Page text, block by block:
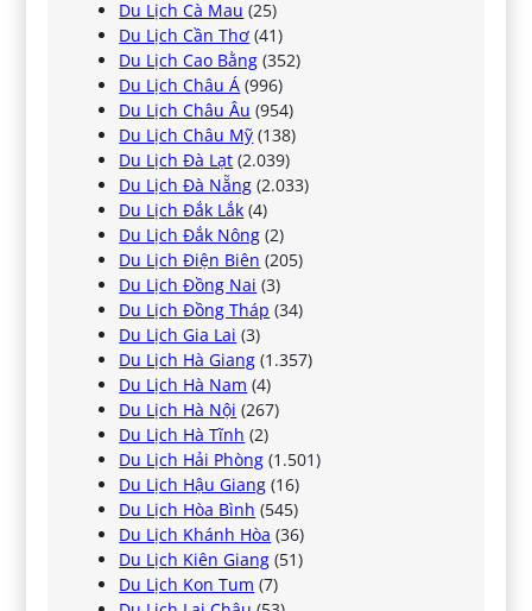
Du Lịch Cà Mau (25)
Du Lịch Cần Thơ (41)
Du Lịch Cao Bằng (352)
Du Lịch Châu Á (996)
Du Lịch Châu Âu (954)
Du Lịch Châu Mỹ (138)
Du Lịch Đà Lạt (2.039)
Du Lịch Đà Nẵng (2.033)
Du Lịch Đắk Lắk (4)
Du Lịch Đắk Nông (2)
Du Lịch Điện Biên (205)
Du Lịch Đồng Nai (3)
Du Lịch Đồng Tháp (34)
Du Lịch Gia Lai (3)
Du Lịch Hà Giang (1.357)
Du Lịch Hà Nam (4)
Du Lịch Hà Nội (267)
Du Lịch Hà Tĩnh (2)
Du Lịch Hải Phòng (1.501)
Du Lịch Hậu Giang (16)
Du Lịch Hòa Bình (545)
Du Lịch Khánh Hòa (36)
Du Lịch Kiên Giang (51)
Du Lịch Kon Tum (7)